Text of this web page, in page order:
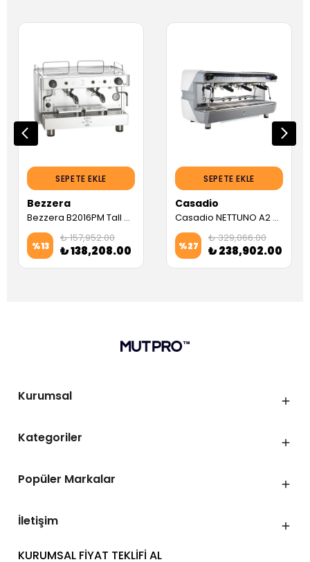
SEPETE EKLE
Bezzera
Bezzera B2016PM Tall Cup Yarı Otomatik Espresso Kahve Makinesi, 2 Gruplu (Servis Garantili)
%13
₺ 157,952.00
₺ 138,208.00
SEPETE EKLE
Casadio
Casadio NETTUNO A2 ES TC Tall Cup Tam Otomatik Espresso Kahve Makinesi, (2 Gruplu, Beyaz)
%27
₺ 329,066.00
₺ 238,902.00
Kurumsal
Kategoriler
Popüler Markalar
İletişim
KURUMSAL FİYAT TEKLİFİ AL